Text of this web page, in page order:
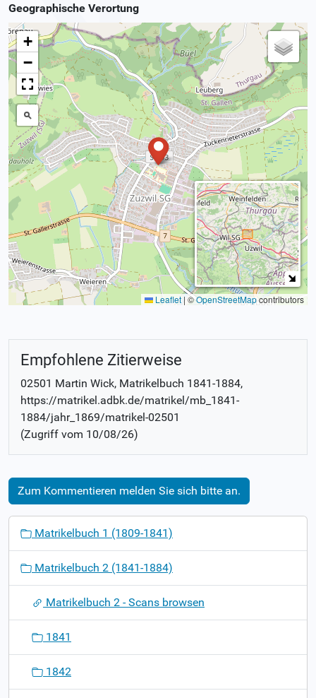
Geographische Verortung
+
−
Leaflet | ©OpenStreetMapcontributors
Empfohlene Zitierweise
02501 Martin Wick, Matrikelbuch 1841-1884,
https://matrikel.adbk.de/matrikel/mb_1841-
1884/jahr_1869/matrikel-02501
(Zugriff vom 10/08/26)
Zum Kommentieren melden Sie sich bitte an.
o
Matrikelbuch 1 (1809-1841)
Matrikelbuch 2 (1841-1884)
Matrikelbuch 2 - Scans browsen
1841
1842